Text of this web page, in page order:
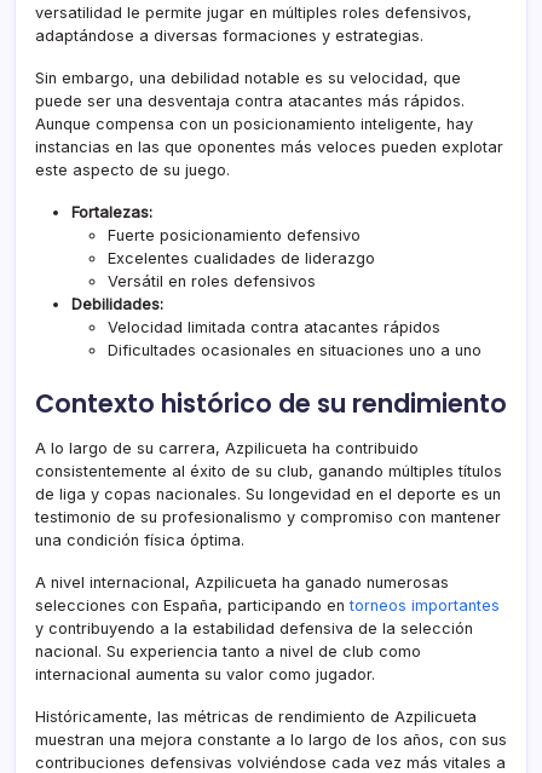
versatilidad le permite jugar en múltiples roles defensivos,
adaptándose a diversas formaciones y estrategias.
Sin embargo, una debilidad notable es su velocidad, que
puede ser una desventaja contra atacantes más rápidos.
Aunque compensa con un posicionamiento inteligente, hay
instancias en las que oponentes más veloces pueden explotar
este aspecto de su juego.
Fortalezas:
Fuerte posicionamiento defensivo
Excelentes cualidades de liderazgo
Versátil en roles defensivos
Debilidades:
Velocidad limitada contra atacantes rápidos
Dificultades ocasionales en situaciones uno a uno
Contexto histórico de su rendimiento
A lo largo de su carrera, Azpilicueta ha contribuido
consistentemente al éxito de su club, ganando múltiples títulos
de liga y copas nacionales. Su longevidad en el deporte es un
testimonio de su profesionalismo y compromiso con mantener
una condición física óptima.
A nivel internacional, Azpilicueta ha ganado numerosas
selecciones con España, participando entorneos importantes
y contribuyendo a la estabilidad defensiva de la selección
nacional. Su experiencia tanto a nivel de club como
internacional aumenta su valor como jugador.
Históricamente, las métricas de rendimiento de Azpilicueta
muestran una mejora constante a lo largo de los años, con sus
contribuciones defensivas volviéndose cada vez más vitales a